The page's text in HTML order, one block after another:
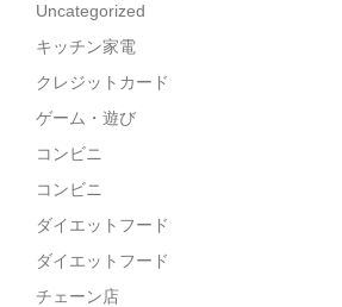
Uncategorized
キッチン家電
クレジットカード
ゲーム・遊び
コンビニ
コンビニ
ダイエットフード
ダイエットフード
チェーン店